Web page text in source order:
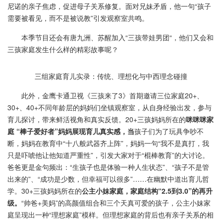
尼诺的亲子焦虑，促进母子关系修复。面对兄妹矛盾，他一句“孩子
需要被看见，而不是被说教”引发观察室共鸣。
本季节目还会有唐九洲、苏醒加入“三孩带娃男团“，他们又会和
三孩家庭发生什么样的精彩故事呢？
三组家庭育儿实录：传统、理想化与中西理念碰撞
此外，金鹰卡通卫视《三孩来了3》首期邀请三位家庭20+、
30+、40+不同年龄层的妈妈们坐镇观察室，从自身经验出发，参与
育儿探讨，带来鲜活视角和真实反馈。20+三孩妈妈所在的咪咪咪家
庭 “棒子爱好者”妈妈展现育儿真实感 ， 当孩子们为了玩具争吵不
断，妈妈在教育中“十八般武器齐上阵”，妈妈一句“我不是真打，我
只是吓唬他让他知道严重性”，引发大家对于“棍棒教育”的大讨论。
爸爸更是金句频出：“生孩子也是体验一种人生状态”、“孩子不是管
出来的”、“成功是少数，但幸福可以很多”……在幽默中道出育儿哲
学。30+三孩妈妈所在的公主小妹家庭 ， 家庭结构“2.5到3.0”的再升
级。 “帅爸+美妈”的高颜值组合和三个天真可爱的孩子，公主小妹家
庭呈现出一种“理想家庭”模样。但理想家庭的背后也有亲子关系的相